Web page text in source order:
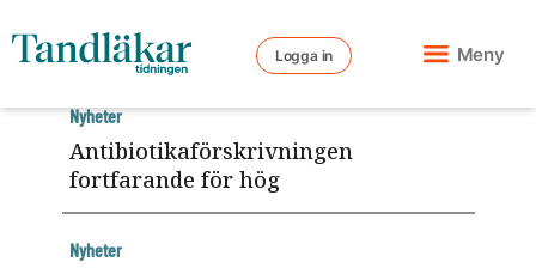
Logga in Meny
Antibiotikaförskrivningen
fortfarande för hög
Nyheter
Nyheter